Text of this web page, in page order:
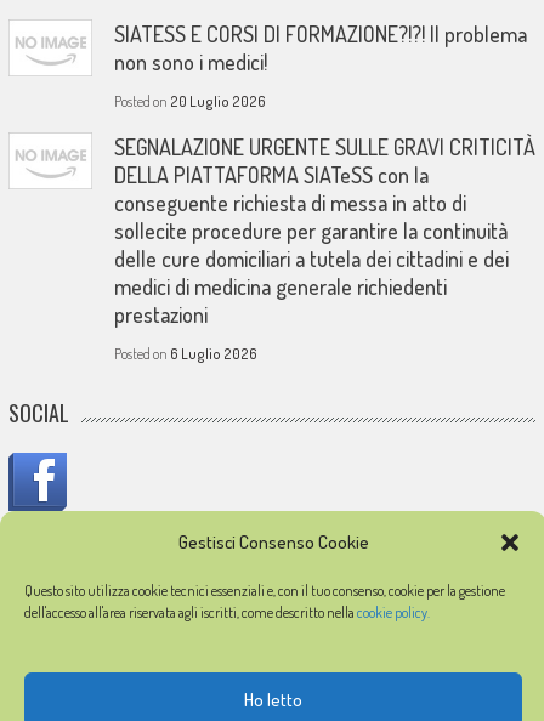
Gestisci Consenso Cookie
Questo sito utilizza cookie tecnici essenziali e, con il tuo consenso, cookie per la gestione
dell'accesso all'area riservata agli iscritti, come descritto nella cookie policy.
Ho letto
SIATESS E CORSI DI FORMAZIONE?!?! Il problema
non sono i medici!
Posted on 20 Luglio 2026
SEGNALAZIONE URGENTE SULLE GRAVI CRITICITÀ
DELLA PIATTAFORMA SIATeSS con la
conseguente richiesta di messa in atto di
sollecite procedure per garantire la continuità
delle cure domiciliari a tutela dei cittadini e dei
medici di medicina generale richiedenti
prestazioni
Posted on 6 Luglio 2026
SOCIAL
In memoria dei medici caduti durante l'epidemia di COVID-19
FIMMG LatinaPartita IVA 91018750595